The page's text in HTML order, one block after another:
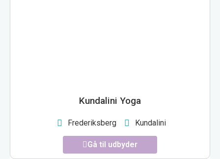
Kundalini Yoga
Frederiksberg Kundalini
Gå til udbyder